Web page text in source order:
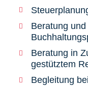
Beratung
Beratung in
gestütztem
Begleitung